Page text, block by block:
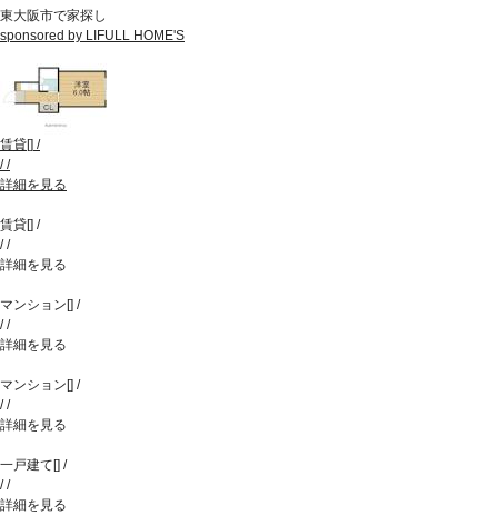
東大阪市で家探し
sponsored by LIFULL HOME'S
賃貸[] /
//
詳細を見る
賃貸[] /
//
詳細を見る
マンション [] /
//
詳細を見る
マンション [] /
//
詳細を見る
一戸建て [] /
//
詳細を見る